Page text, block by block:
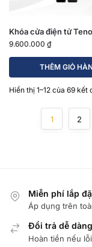
Khóa cửa điện tử
9.600.000 ₫
THÊM GIỎ
Hiển thị 1–12 của 69 kết
1 2
Miễn phí lắp
Áp dụng trên
Đổi trả dễ
Hoàn tiền nếu